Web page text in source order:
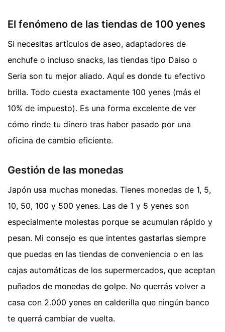
El fenómeno de las tiendas de 100 yenes
Si necesitas artículos de aseo, adaptadores de
enchufe o incluso snacks, las tiendas tipo Daiso o
Seria son tu mejor aliado. Aquí es donde tu efectivo
brilla. Todo cuesta exactamente 100 yenes (más el
10% de impuesto). Es una forma excelente de ver
cómo rinde tu dinero tras haber pasado por una
oficina de cambio eficiente.
Gestión de las monedas
Japón usa muchas monedas. Tienes monedas de 1, 5,
10, 50, 100 y 500 yenes. Las de 1 y 5 yenes son
especialmente molestas porque se acumulan rápido y
pesan. Mi consejo es que intentes gastarlas siempre
que puedas en las tiendas de conveniencia o en las
cajas automáticas de los supermercados, que aceptan
puñados de monedas de golpe. No querrás volver a
casa con 2.000 yenes en calderilla que ningún banco
te querrá cambiar de vuelta.